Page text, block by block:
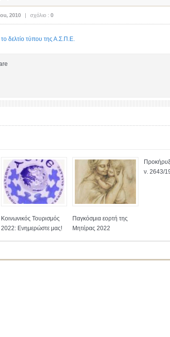
2010 | σχόλιο : 0
δελτίο τύπου της Α.Σ.Π.Ε.
Κοινωνικός Τουρισμός
2022: Ενημερώστε μας!
Παγκόσμια εορτή της
Μητέρας 2022
ν. 2643/